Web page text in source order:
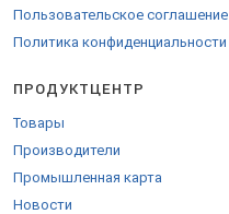
Пользовательское соглашение
Политика конфиденциальности
ПРОДУКТЦЕНТР
Товары
Производители
Промышленная карта
Новости